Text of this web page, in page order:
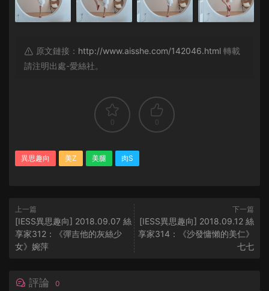
原文鏈接： http://www.aisshe.com/142046.html 轉載
請注明出處-愛絲社。
0 0
異思趣向 美Z 美腿 肉S
上一篇
[IESS異思趣向] 2018.09.07 絲
享家312：《彈吉他的灰絲少
女》婉萍
下一篇
[IESS異思趣向] 2018.09.12 絲
享家314：《沙發慵懶的美仁》
七七
評論 0